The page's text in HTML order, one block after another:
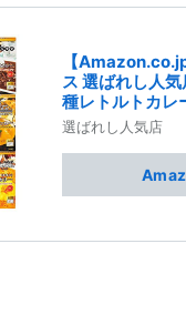
【
ス 選ばれし人
種レトルトカレ
BOX付きセット
カレー、キーマ
ビーフ、黒担々
カリー、北海道
い】 [レンジ化
選ばれし人気店